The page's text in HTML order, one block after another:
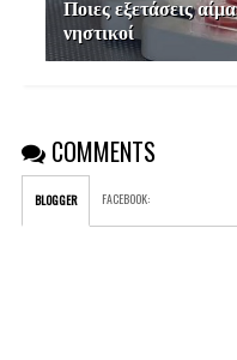
Ποιες εξετάσεις
νηστικοί
COMMENTS
BLOGGER FACEBOOK: